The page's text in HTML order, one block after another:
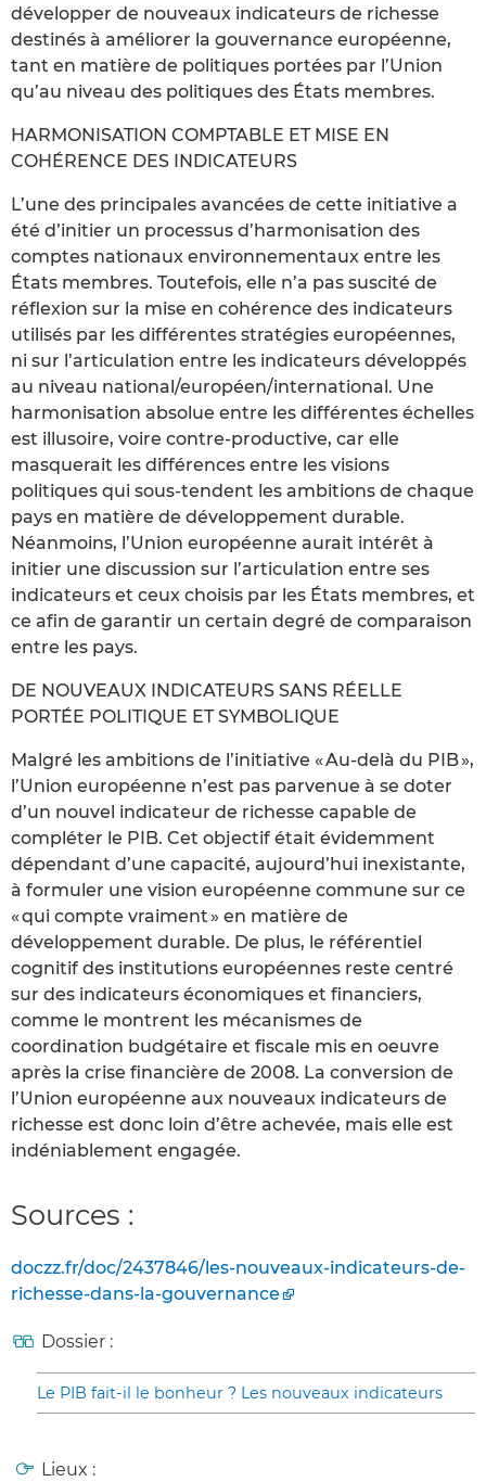
développer de nouveaux indicateurs de richesse
destinés à améliorer la gouvernance européenne,
tant en matière de politiques portées par l’Union
qu’au niveau des politiques des États membres.
HARMONISATION COMPTABLE ET MISE EN
COHÉRENCE DES INDICATEURS
L’une des principales avancées de cette initiative a
été d’initier un processus d’harmonisation des
comptes nationaux environnementaux entre les
États membres. Toutefois, elle n’a pas suscité de
réflexion sur la mise en cohérence des indicateurs
utilisés par les différentes stratégies européennes,
ni sur l’articulation entre les indicateurs développés
au niveau national/européen/international. Une
harmonisation absolue entre les différentes échelles
est illusoire, voire contre-productive, car elle
masquerait les différences entre les visions
politiques qui sous-tendent les ambitions de chaque
pays en matière de développement durable.
Néanmoins, l’Union européenne aurait intérêt à
initier une discussion sur l’articulation entre ses
indicateurs et ceux choisis par les États membres, et
ce afin de garantir un certain degré de comparaison
entre les pays.
DE NOUVEAUX INDICATEURS SANS RÉELLE
PORTÉE POLITIQUE ET SYMBOLIQUE
Malgré les ambitions de l’initiative « Au-delà du PIB »,
l’Union européenne n’est pas parvenue à se doter
d’un nouvel indicateur de richesse capable de
compléter le PIB. Cet objectif était évidemment
dépendant d’une capacité, aujourd’hui inexistante,
à formuler une vision européenne commune sur ce
« qui compte vraiment » en matière de
développement durable. De plus, le référentiel
cognitif des institutions européennes reste centré
sur des indicateurs économiques et financiers,
comme le montrent les mécanismes de
coordination budgétaire et fiscale mis en oeuvre
après la crise financière de 2008. La conversion de
l’Union européenne aux nouveaux indicateurs de
richesse est donc loin d’être achevée, mais elle est
indéniablement engagée.
Sources :
doczz.fr/doc/2437846/les-nouveaux-indicateurs-de-
richesse-dans-la-gouvernance
Dossier :
Le PIB fait-il le bonheur ? Les nouveaux indicateurs
Lieux :